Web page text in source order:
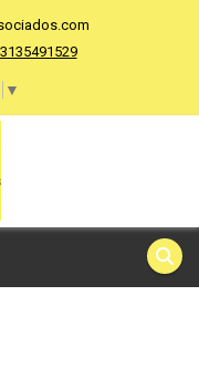
3135491529
▼